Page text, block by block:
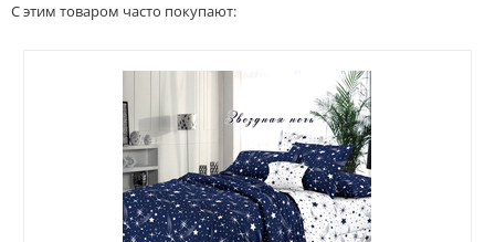
С этим товаром часто покупают: